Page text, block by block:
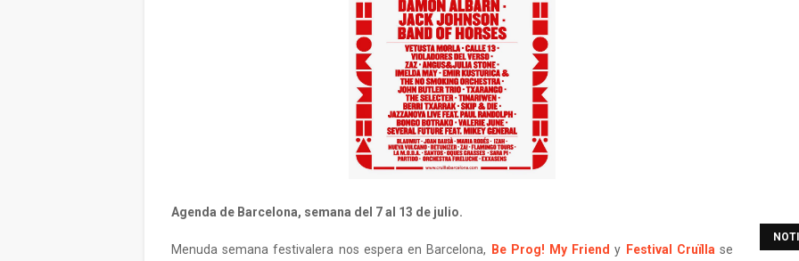
Agenda de Barcelona, semana del 7 al 13 de julio.
Menuda semana festivalera nos espera en Barcelona, Be Prog! My Friend y Festival Cruïlla se